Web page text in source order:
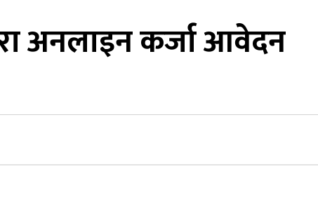
अनलाइन कर्जा आवेदन